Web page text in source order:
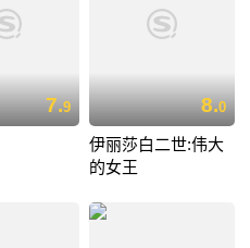
7.9 8.0
伊丽莎白二世:伟大
的女王